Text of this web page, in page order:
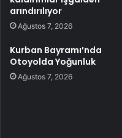
arındırılıyor
Ağustos 7, 2026
Kurban Bayramı’nda
Otoyolda Yoğunluk
Ağustos 7, 2026